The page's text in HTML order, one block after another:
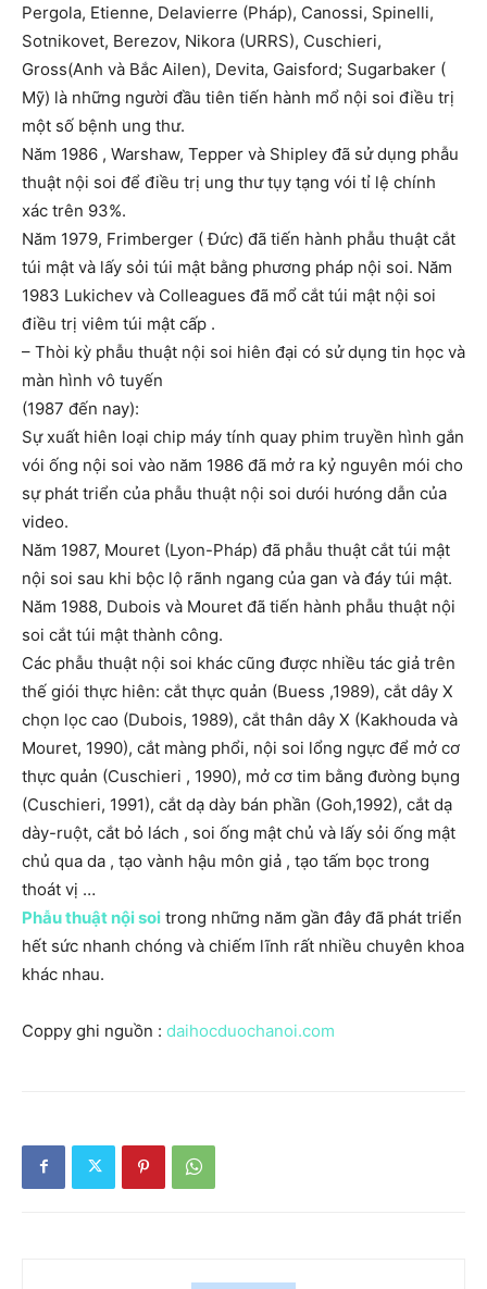
Pergola, Etienne, Delavierre (Pháp), Canossi, Spinelli,
Sotnikovet, Berezov, Nikora (URRS), Cuschieri,
Gross(Anh và Bắc Ailen), Devita, Gaisford; Sugarbaker (
Mỹ) là những người đầu tiên tiến hành mổ nội soi điều trị
một số bệnh ung thư.
Năm 1986 , Warshaw, Tepper và Shipley đã sử dụng phẫu
thuật nội soi để điều trị ung thư tụy tạng vói tỉ lệ chính
xác trên 93%.
Năm 1979, Frimberger ( Đức) đã tiến hành phẫu thuật cắt
túi mật và lấy sỏi túi mật bằng phương pháp nội soi. Năm
1983 Lukichev và Colleagues đã mổ cắt túi mật nội soi
điều trị viêm túi mật cấp .
– Thòi kỳ phẫu thuật nội soi hiên đại có sử dụng tin học và
màn hình vô tuyến
(1987 đến nay):
Sự xuất hiên loại chip máy tính quay phim truyền hình gắn
vói ống nội soi vào năm 1986 đã mở ra kỷ nguyên mói cho
sự phát triển của phẫu thuật nội soi dưói hưóng dẫn của
video.
Năm 1987, Mouret (Lyon-Pháp) đã phẫu thuật cắt túi mật
nội soi sau khi bộc lộ rãnh ngang của gan và đáy túi mật.
Năm 1988, Dubois và Mouret đã tiến hành phẫu thuật nội
soi cắt túi mật thành công.
Các phẫu thuật nội soi khác cũng được nhiều tác giả trên
thế giói thực hiên: cắt thực quản (Buess ,1989), cắt dây X
chọn lọc cao (Dubois, 1989), cắt thân dây X (Kakhouda và
Mouret, 1990), cắt màng phổi, nội soi lổng ngực để mở cơ
thực quản (Cuschieri , 1990), mở cơ tim bằng đưòng bụng
(Cuschieri, 1991), cắt dạ dày bán phần (Goh,1992), cắt dạ
dày-ruột, cắt bỏ lách , soi ống mật chủ và lấy sỏi ống mật
chủ qua da , tạo vành hậu môn giả , tạo tấm bọc trong
thoát vị …
Phẫu thuật nội soi trong những năm gần đây đã phát triển
hết sức nhanh chóng và chiếm lĩnh rất nhiều chuyên khoa
khác nhau.
Coppy ghi nguồn : daihocduochanoi.com